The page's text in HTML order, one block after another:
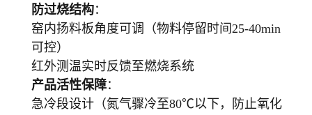
防过烧结构：
窑内扬料板角度可调（物料停留时间25-40min
可控）
红外测温实时反馈至燃烧系统
产品活性保障：
急冷段设计（氮气骤冷至80℃以下，防止氧化